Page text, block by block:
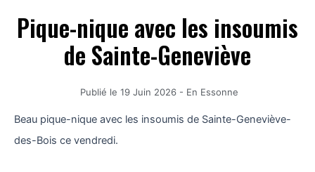
Pique-nique avec les insoumis
de Sainte-Geneviève
Publié le 19 Juin 2026 - En Essonne
Beau pique-nique avec les insoumis de Sainte-Geneviève-
des-Bois ce vendredi.